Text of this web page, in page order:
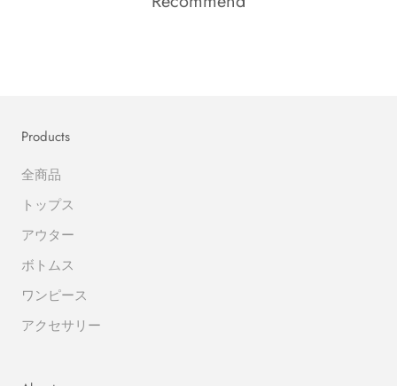
Products
全商品
トップス
アウター
ボトムス
ワンピース
アクセサリー